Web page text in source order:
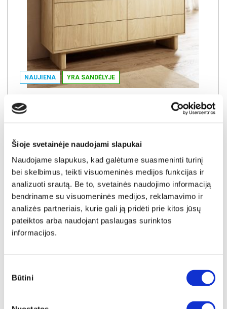
Šioje svetainėje naudojami slapukai
Naudojame slapukus, kad galėtume suasmeninti turinį
bei skelbimus, teikti visuomeninės medijos funkcijas ir
analizuoti srautą. Be to, svetainės naudojimo informaciją
bendriname su visuomeninės medijos, reklamavimo ir
analizės partneriais, kurie gali ją pridėti prie kitos jūsų
pateiktos arba naudojant paslaugas surinktos
informacijos.
pasirinkimas
Būtini
NAUJIENA YRA SANDĖLYJE
Išmatavimai:
199€
Į krepšelį